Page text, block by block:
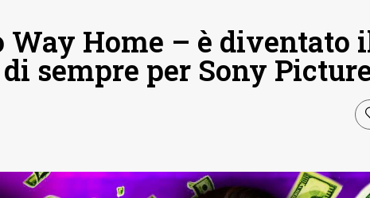
Way Home – è diventato
sempre per Sony